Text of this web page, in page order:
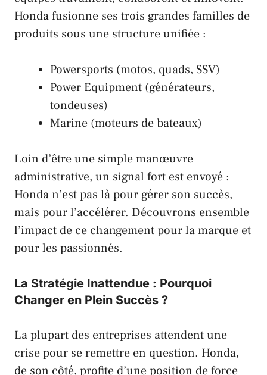
Hondafusionne ses trois grandes familles de
produits sous une structure unifiée :
Powersports (motos, quads, SSV)
Power Equipment (générateurs,
tondeuses)
Marine (moteurs de bateaux)
Loin d’être une simple manœuvre
administrative, un signal fort est envoyé :
Hondan’est pas là pour gérer son succès,
mais pour l’accélérer. Découvrons ensemble
l’impact de ce changement pour la marque et
pour les passionnés.
La Stratégie Inattendue : Pourquoi
Changer en Plein Succès ?
La plupart des entreprises attendent une
crise pour se remettre en question. Honda,
de son côté, profite d’une position de force